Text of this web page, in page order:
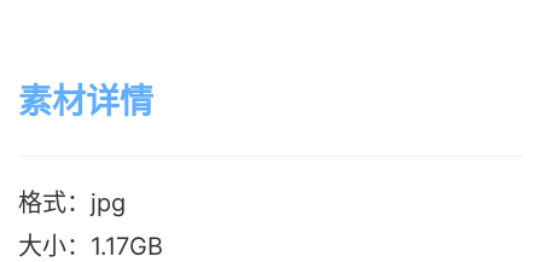
素材详情
格式：jpg
大小：1.17GB